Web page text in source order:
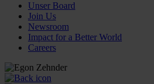
Unser Board
Join Us
Newsroom
Impact for a Better World
Careers